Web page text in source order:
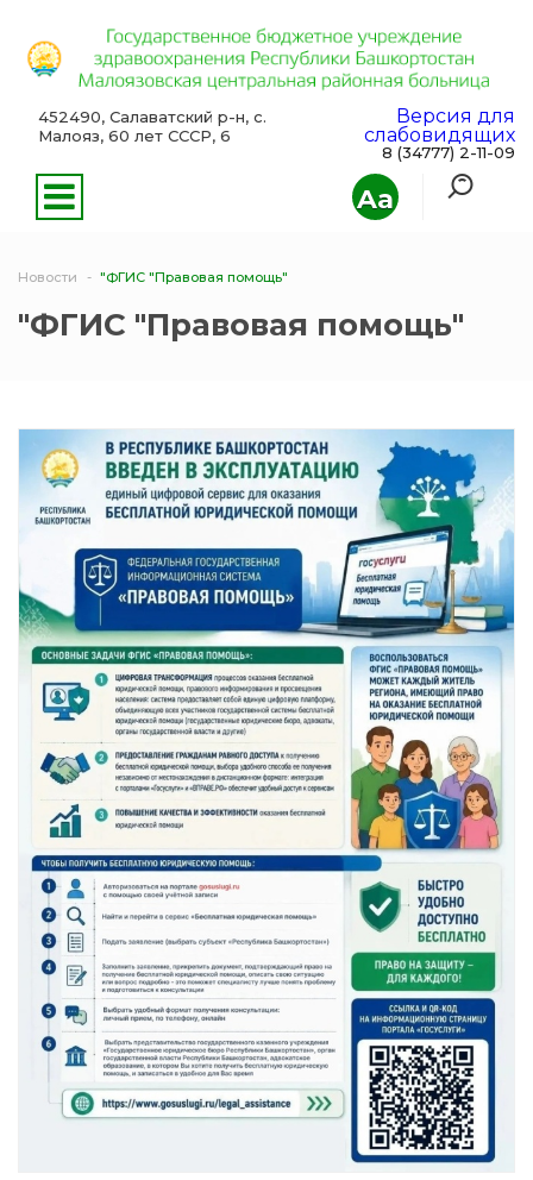
Aa
452490, Салаватский р-н, с.
Малояз, 60 лет СССР, 6
Версия для
слабовидящих
8 (34777) 2-11-09
Новости "ФГИС "Правовая помощь"
"ФГИС "Правовая помощь"